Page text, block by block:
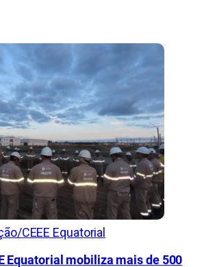
CEEE Equatorial
Equatorial mobiliza mais de 500